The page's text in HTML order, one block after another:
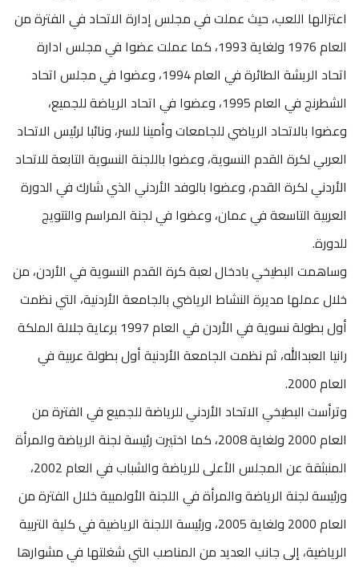
اعتزالها اللعب، حيث عملت في مجلس إدارة الاتحاد في الفترة من
العام 1976 ولغاية 1993، كما عملت عضوا في مجلس ادارة
اتحاد الريشة الطائرة في العام 1994، وعضوا في مجلس اتحاد
الشطرنج في العام 1995، وعضوا في اتحاد الرياضة للجميع،
وعضوا بالاتحاد الرياضي للجامعات وأمينا للسر، ونائبا لرئيس الاتحاد
العربي لكرة القدم النسوية، وعضوا باللجنة النسوية التابعة للاتحاد
الأردني لكرة القدم، وعضوا بالوفد الأردني الذي شارك في الدورة
العربية التاسعة في عمان، وعضوا في لجنة المراسم والتتويج
للدورة.
وساهمت البطيخي بادخال لعبة كرة القدم النسوية في الأردن، من
خلال عملها مديرة النشاط الرياضي بالجامعة الأردنية، التي نظمت
أول بطولة نسوية في الأردن في العام 1997 برعاية جلالة الملكة
رانيا العبدالله، ثم نظمت الجامعة الأردنية أول بطولة عربية في
العام 2000.
وترأست البطيخي الاتحاد الأردني للرياضة للجميع في الفترة من
العام 2000 ولغاية 2008، كما اختيرت رئيسة لجنة الرياضة والمرأة
المنبثقة عن المجلس الأعلى للرياضة والشباب في العام 2002،
ورئيسة لجنة الرياضة والمرأة في اللجنة الأولمبية خلال الفترة من
العام 2000 ولغاية 2005، ورئيسة اللجنة الرياضية في كلية التربية
الرياضية، إلى جانب العديد من المناصب التي شغلتها في مشوارها